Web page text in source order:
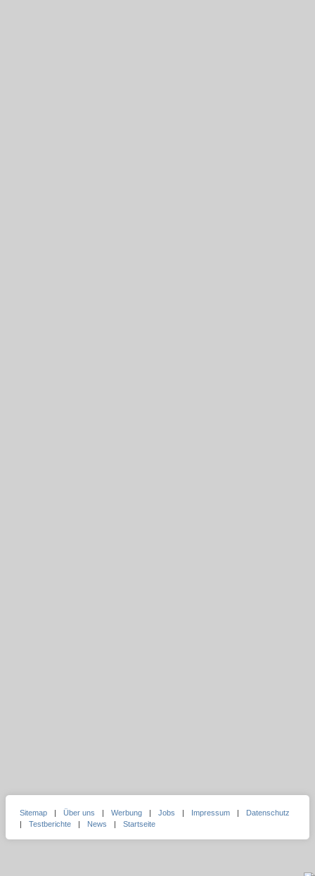
Sitemap | Über uns | Werbung | Jobs | Impressum |
Datenschutz
|
Testberichte | News | Startseite